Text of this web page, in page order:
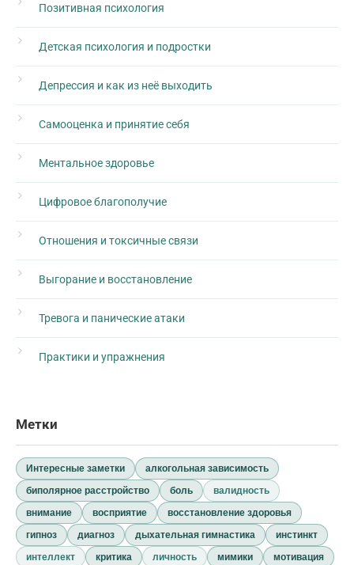
Позитивная психология
Детская психология и подростки
Депрессия и как из неё выходить
Самооценка и принятие себя
Ментальное здоровье
Цифровое благополучие
Отношения и токсичные связи
Выгорание и восстановление
Тревога и панические атаки
Практики и упражнения
Метки
Интересные заметки
алкогольная зависимость
биполярное расстройство
боль
валидность
внимание
восприятие
восстановление здоровья
гипноз
диагноз дыхательная гимнастика
инстинкт
интеллект
критика личность мимики
мотивация